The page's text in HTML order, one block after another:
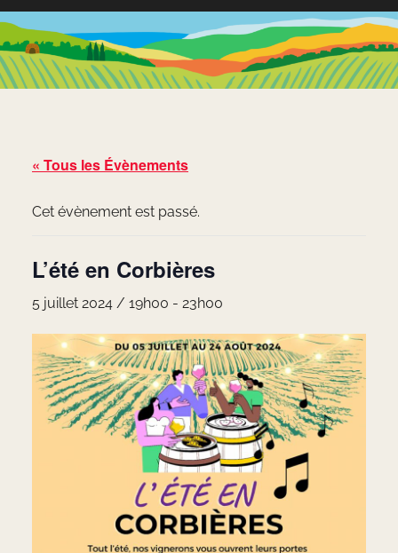
« Tous les Évènements
Cet évènement est passé.
L’été en Corbières
5 juillet 2024 / 19h00 - 23h00